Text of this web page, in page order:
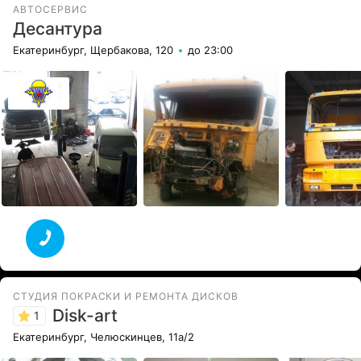
АВТОСЕРВИС
Десантура
Екатеринбург, Щербакова, 120 до 23:00
СТУДИЯ ПОКРАСКИ И РЕМОНТА ДИСКОВ
1 Disk-art
Екатеринбург, Челюскинцев, 11а/2